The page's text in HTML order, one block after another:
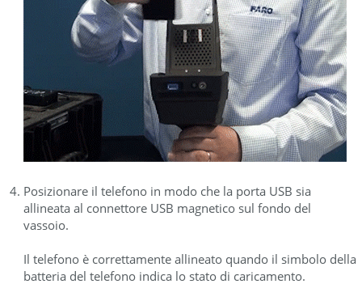
Posizionare il telefono in modo che la porta USB sia
allineata al connettore USB magnetico sul fondo del
vassoio.
Il telefono è correttamente allineato quando il simbolo della
batteria del telefono indica lo stato di caricamento.